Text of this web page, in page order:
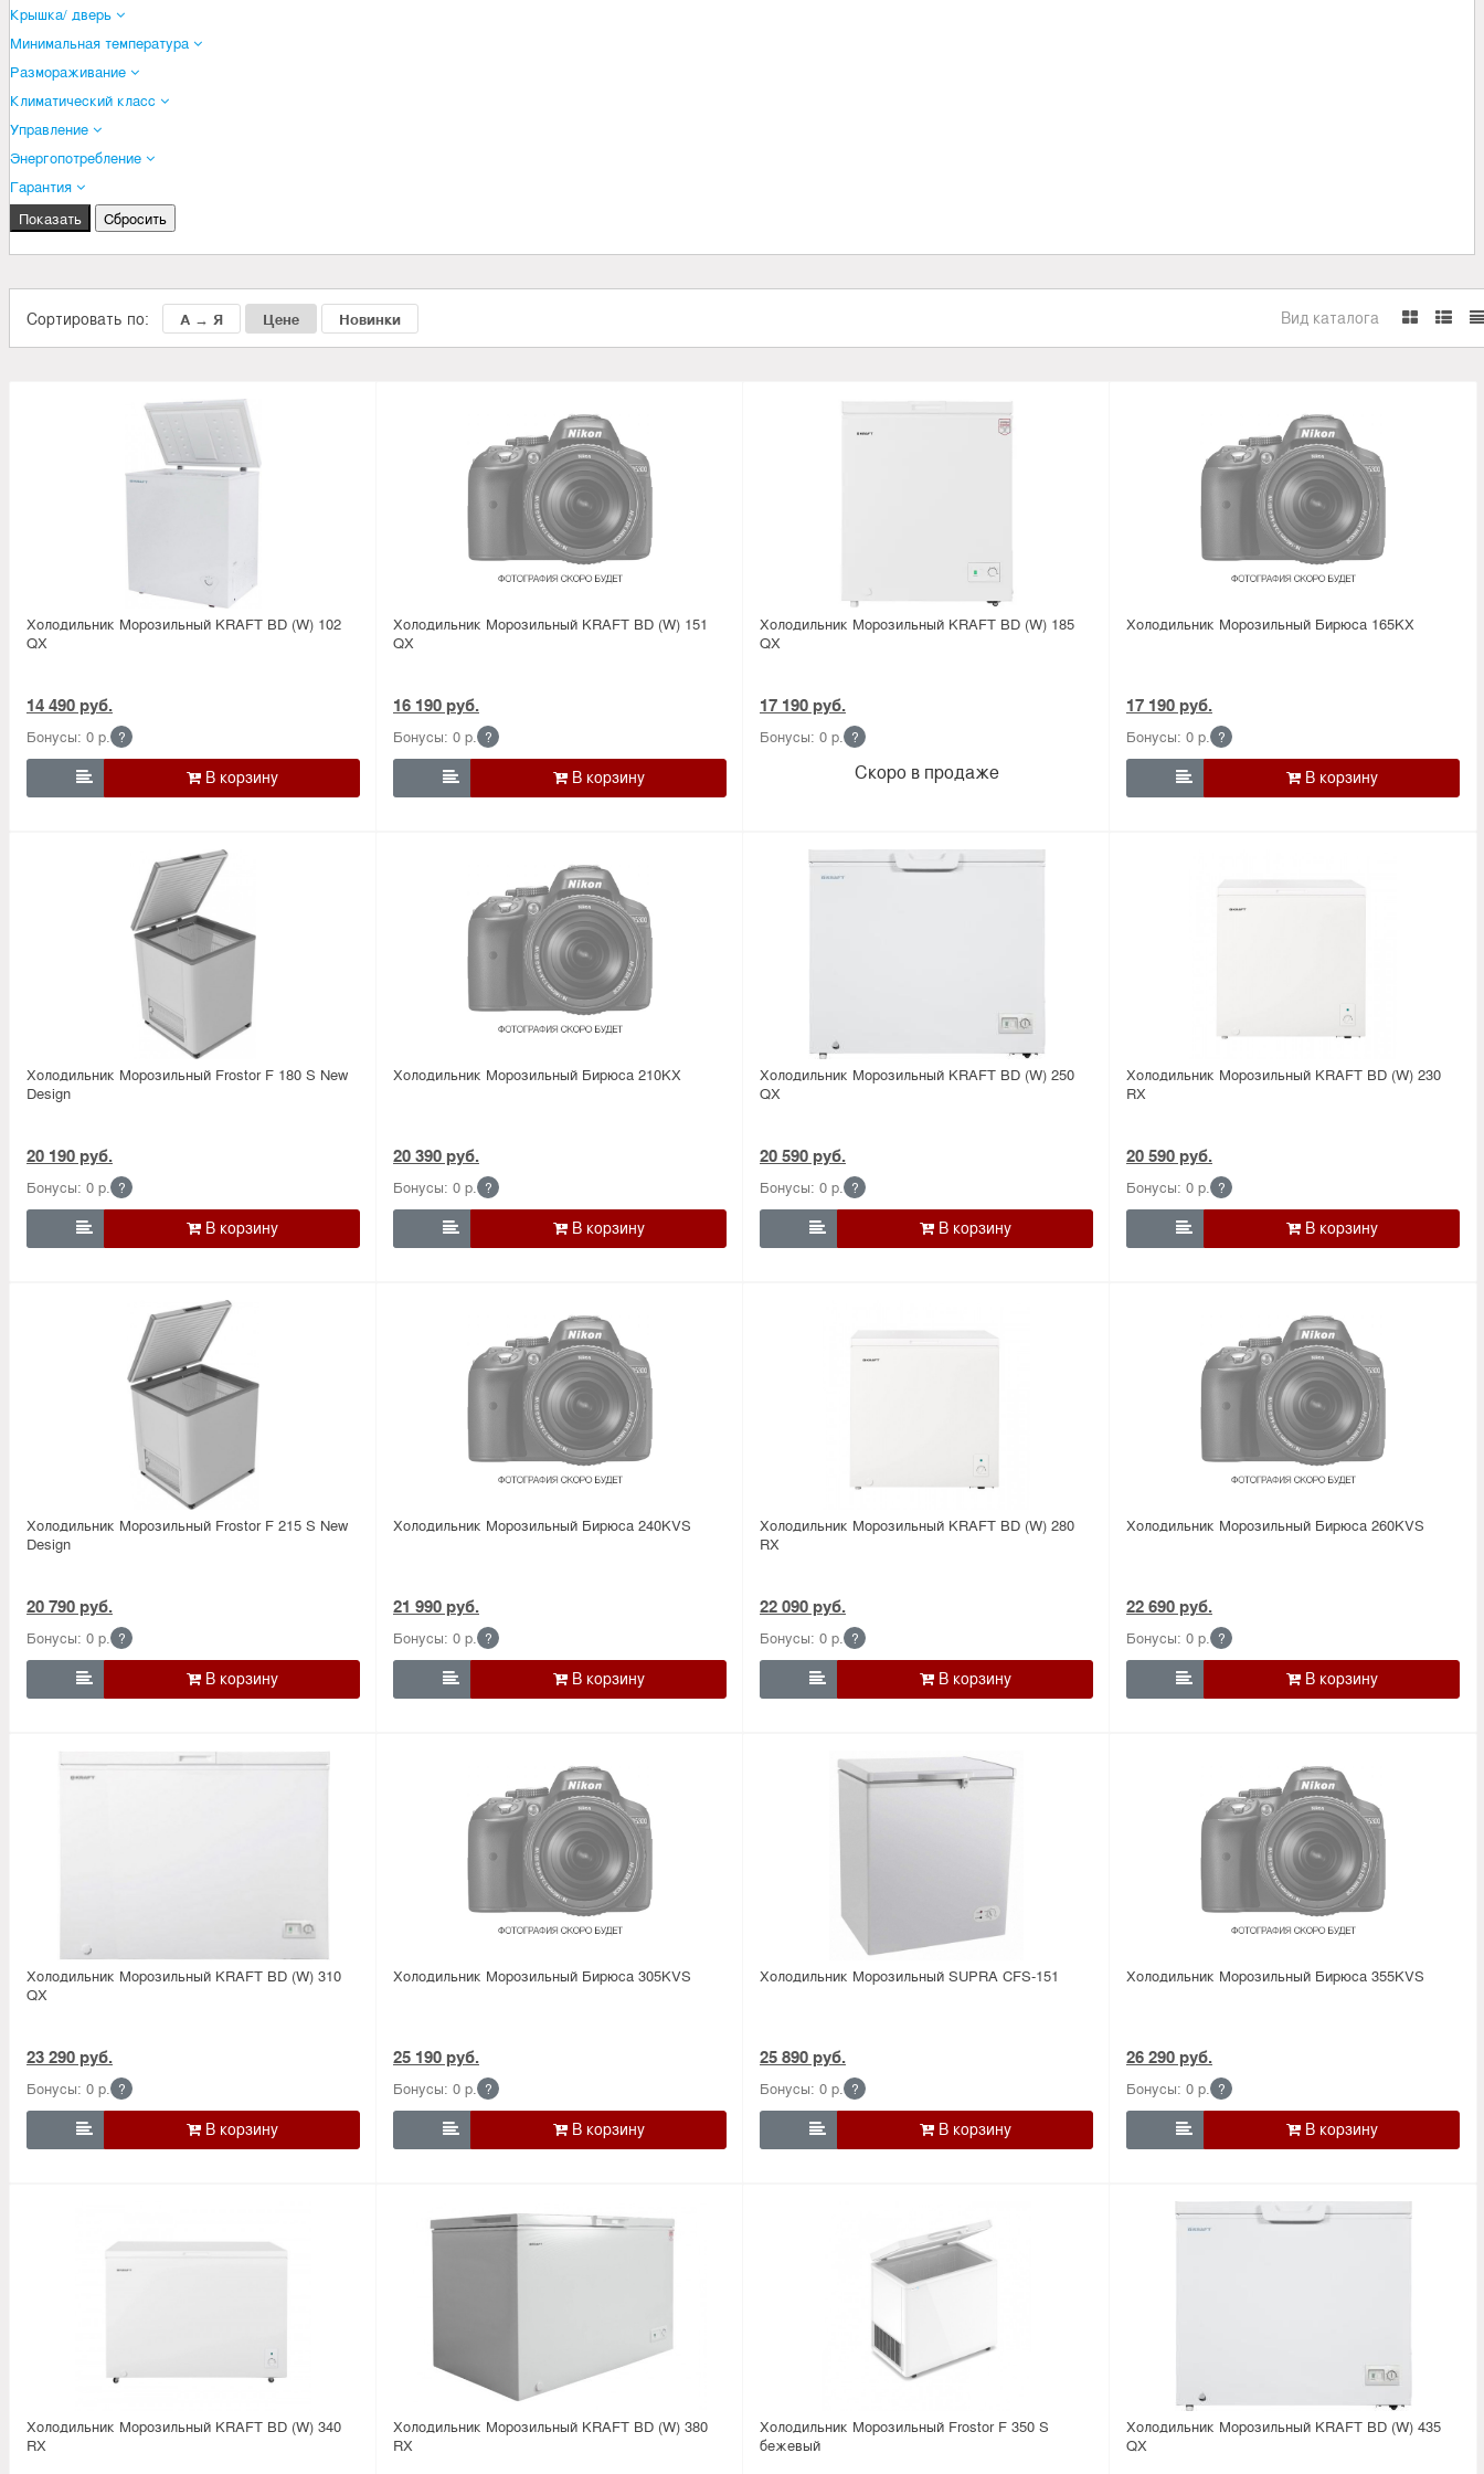
Крышка/ дверь
Минимальная температура
Размораживание
Климатический класс
Управление
Энергопотребление
Гарантия
Сортировать по: А → Я Цене Новинки Вид каталога
Холодильник Морозильный KRAFT BD (W) 102
QX
14 490 руб.
Бонусы: 0 р. ?

Холодильник Морозильный KRAFT BD (W) 151
QX
16 190 руб.
Бонусы: 0 р. ?

Холодильник Морозильный KRAFT BD (W) 185
QX
17 190 руб.
Бонусы: 0 р. ?
Скоро в продаже
Холодильник Морозильный Бирюса 165KX
17 190 руб.
Бонусы: 0 р. ?

Холодильник Морозильный Frostor F 180 S New
Design
20 190 руб.
Бонусы: 0 р. ?

Холодильник Морозильный Бирюса 210KX
20 390 руб.
Бонусы: 0 р. ?

Холодильник Морозильный KRAFT BD (W) 250
QX
20 590 руб.
Бонусы: 0 р. ?

Холодильник Морозильный KRAFT BD (W) 230
RX
20 590 руб.
Бонусы: 0 р. ?

Холодильник Морозильный Frostor F 215 S New
Design
20 790 руб.
Бонусы: 0 р. ?

Холодильник Морозильный Бирюса 240KVS
21 990 руб.
Бонусы: 0 р. ?

Холодильник Морозильный KRAFT BD (W) 280
RX
22 090 руб.
Бонусы: 0 р. ?

Холодильник Морозильный Бирюса 260KVS
22 690 руб.
Бонусы: 0 р. ?

Холодильник Морозильный KRAFT BD (W) 310
QX
23 290 руб.
Бонусы: 0 р. ?

Холодильник Морозильный Бирюса 305KVS
25 190 руб.
Бонусы: 0 р. ?

Холодильник Морозильный SUPRA CFS-151
25 890 руб.
Бонусы: 0 р. ?

Холодильник Морозильный Бирюса 355KVS
26 290 руб.
Бонусы: 0 р. ?

Холодильник Морозильный KRAFT BD (W) 340
RX
Холодильник Морозильный KRAFT BD (W) 380
RX
Холодильник Морозильный Frostor F 350 S
бежевый
Холодильник Морозильный KRAFT BD (W) 435
QX